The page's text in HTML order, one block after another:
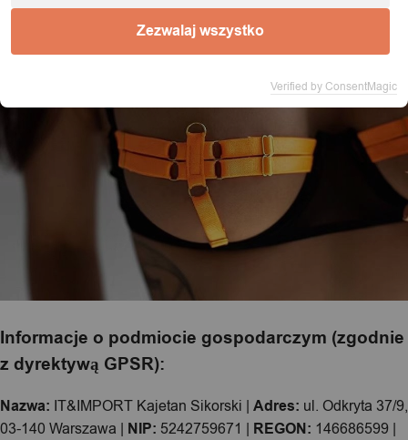
Informacje o podmiocie gospodarczym (zgodnie
z dyrektywą GPSR):
Nazwa: IT&IMPORT Kajetan Sikorski | Adres: ul. Odkryta 37/9,
03-140 Warszawa | NIP: 5242759671 | REGON: 146686599 |
Zezwalaj wszystko
Verified by ConsentMagic